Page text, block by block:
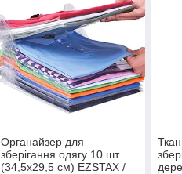
Органайзер для
зберігання одягу 10 шт
(34,5х29,5 см) EZSTAX /